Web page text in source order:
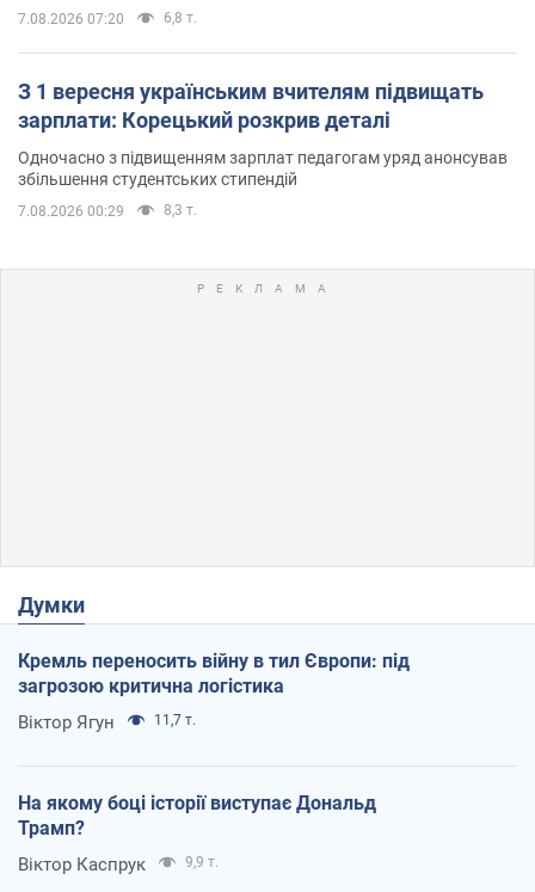
7.08.2026 07:20 6,8 т.
З 1 вересня українським вчителям підвищать
зарплати: Корецький розкрив деталі
Одночасно з підвищенням зарплат педагогам уряд анонсував
збільшення студентських стипендій
7.08.2026 00:29 8,3 т.
Думки
Кремль переносить війну в тил Європи: під
загрозою критична логістика
Віктор Ягун 11,7 т.
На якому боці історії виступає Дональд
Трамп?
Віктор Каспрук 9,9 т.